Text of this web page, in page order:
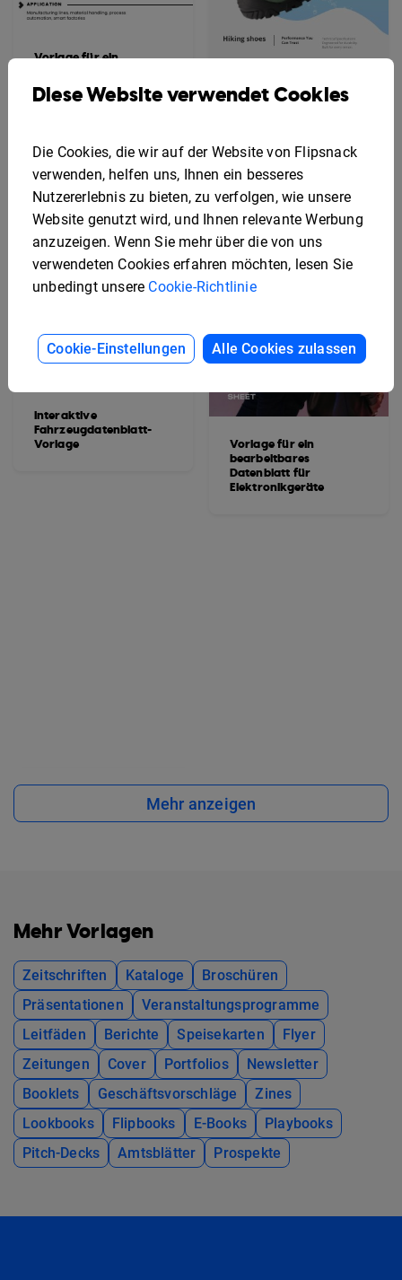
Vorlage für ein
Geräte
Interaktive
Fahrzeugdatenblatt-
Vorlage
Vorlage für ein
bearbeitbares Design-
Vorlage für ein
bearbeitbares
Datenblatt für
Elektronikgeräte
Mehr anzeigen
Mehr Vorlagen
Zeitschriften Kataloge
Broschüren
Präsentationen
Veranstaltungsprogramme
Leitfäden
Berichte Speisekarten
Flyer
Zeitungen
Cover Portfolios
Newsletter
Booklets
Geschäftsvorschläge
Zines
Lookbooks
Flipbooks E-Books
Playbooks
Pitch-Decks
Amtsblätter Prospekte
Diese Website verwendet Cookies
Die Cookies, die wir auf der Website von Flipsnack
verwenden, helfen uns, Ihnen ein besseres
Nutzererlebnis zu bieten, zu verfolgen, wie unsere
Website genutzt wird, und Ihnen relevante Werbung
anzuzeigen. Wenn Sie mehr über die von uns
verwendeten Cookies erfahren möchten, lesen Sie
unbedingt unsere Cookie-Richtlinie
Cookie-Einstellungen Alle Cookies zulassen